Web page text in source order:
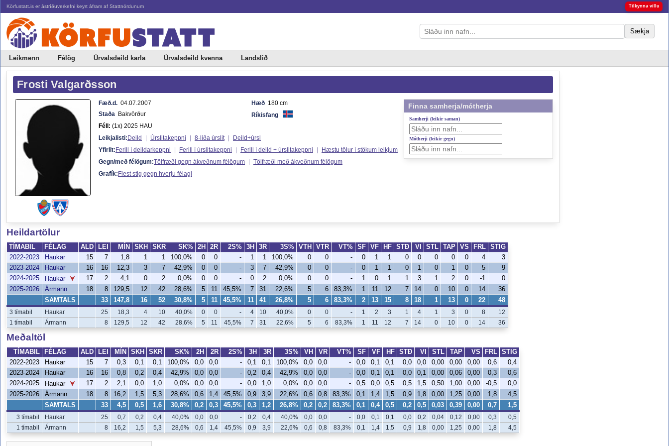
Körfustatt.is er ástríðuverkefni keyrt áfram af Stattnördunum Tilkynna villu
Sækja
Leikmenn Félög Úrvalsdeild karla Úrvalsdeild kvenna Landslið
Frosti Valgarðsson
Fæð.d. 04.07.2007 Hæð 180 cm
Staða Bakvörður
Ríkisfang
Féll: (1x) 2025 HAU
Leikjalisti:Deild | Úrslitakeppni | 8-liða úrslit |
Deild+úrsl
Yfirlit:Ferill í deildarkeppni | Ferill í úrslitakeppni | Ferill í deild + úrslitakeppni |
Hæstu tölur í stökum leikjum
Gegn/með félögum:Tölfræði gegn ákveðnum félögum | Tölfræði með ákveðnum félögum
Grafík:Flest stig gegn hverju félagi
Finna samherja/mótherja
Samherji (leikir saman)
Mótherji (leikir gegn)
Heildartölur
TÍMABIL FÉLAG ALD LEI MÍN SKH SKR SK% 2H 2R 2S% 3H 3R 3S% VTH VTR VT% SF VF HF STÐ VI STL TAP VS FRL
STIG
2022-2023
Haukar 15 7 1,8 1 1 100,0% 0 0 - 1 1 100,0% 0 0 - 0 1 1 0 0 0 0 0 4
3
2023-2024
Haukar 16 16 12,3 3 7 42,9% 0 0 - 3 7 42,9% 0 0 - 0 1 1 0 1 0 1 0 5
9
2024-2025
Haukar 17 2 4,1 0 2 0,0% 0 0 - 0 2 0,0% 0 0 - 1 0 1 1 3 1 2 0 -1
0
2025-2026
Ármann 18 8 129,5 12 42 28,6% 5 11 45,5% 7 31 22,6% 5 6 83,3% 1 11 12 7 14 0 10 0 14 36
SAMTALS 33 147,8 16 52 30,8% 5 11 45,5% 11 41 26,8% 5 6 83,3% 2 13 15 8 18 1 13 0 22 48
3 tímabil Haukar 25 18,3 4 10 40,0% 0 0 - 4 10 40,0% 0 0 - 1 2 3 1 4 1 3 0 8
12
1 tímabil
Ármann 8 129,5 12 42 28,6% 5 11 45,5% 7 31 22,6% 5 6 83,3% 1 11 12 7 14 0 10 0 14 36
Meðaltöl
TÍMABIL FÉLAG ALD LEI MÍN SKH SKR SK% 2H 2R 2S% 3H 3R 3S% VH VR VT% SF VF HF STÐ VI STL TAP VS FRL
STIG
2022-2023
Haukar 15 7 0,3 0,1 0,1 100,0% 0,0 0,0 - 0,1 0,1 100,0% 0,0 0,0 - 0,0 0,1 0,1 0,0 0,0 0,00 0,00 0,00 0,6
0,4
2023-2024
Haukar 16 16 0,8 0,2 0,4 42,9% 0,0 0,0 - 0,2 0,4 42,9% 0,0 0,0 - 0,0 0,1 0,1 0,0 0,1 0,00 0,06 0,00 0,3
0,6
2024-2025
Haukar 17 2 2,1 0,0 1,0 0,0% 0,0 0,0 - 0,0 1,0 0,0% 0,0 0,0 - 0,5 0,0 0,5 0,5 1,5 0,50 1,00 0,00 -0,5
0,0
2025-2026
Ármann 18 8 16,2 1,5 5,3 28,6% 0,6 1,4 45,5% 0,9 3,9 22,6% 0,6 0,8 83,3% 0,1 1,4 1,5 0,9 1,8 0,00 1,25 0,00 1,8 4,5
SAMTALS 33 4,5 0,5 1,6 30,8% 0,2 0,3 45,5% 0,3 1,2 26,8% 0,2 0,2 83,3% 0,1 0,4 0,5 0,2 0,5 0,03 0,39 0,00 0,7 1,5
3 tímabil Haukar 25 0,7 0,2 0,4 40,0% 0,0 0,0 - 0,2 0,4 40,0% 0,0 0,0 - 0,0 0,1 0,1 0,0 0,2 0,04 0,12 0,00 0,3
0,5
1 tímabil
Ármann 8 16,2 1,5 5,3 28,6% 0,6 1,4 45,5% 0,9 3,9 22,6% 0,6 0,8 83,3% 0,1 1,4 1,5 0,9 1,8 0,00 1,25 0,00 1,8 4,5